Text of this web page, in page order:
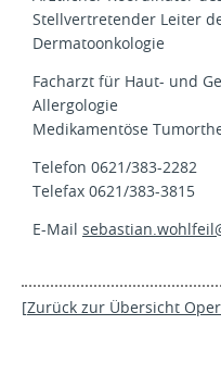
Stellvertretender Leiter
Dermatoonkologie
Facharzt für Haut- und
Allergologie
Medikamentöse
Telefon 0621/383-2282
Telefax 0621/383-3815
E-Mail
[Zurück zur Übersicht